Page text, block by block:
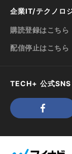
企業IT/テクノロ
購読登録はこちら
配信停止はこちら
TECH+ 公式SNS